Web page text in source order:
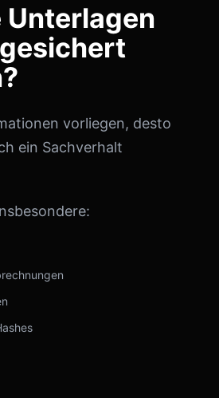
Unterlagen
vorliegen, desto
ein Sachverhalt